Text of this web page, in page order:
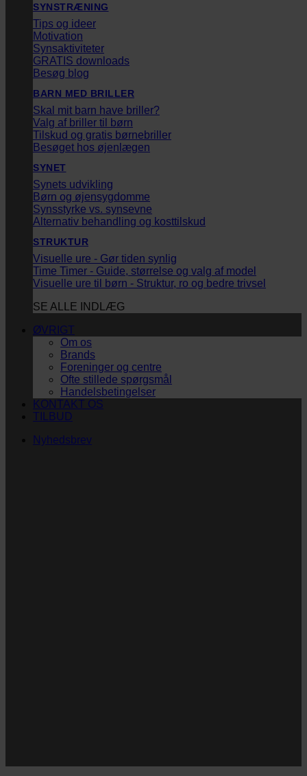
SYNSTRÆNING
Tips og ideer
Motivation
Synsaktiviteter
GRATIS downloads
Besøg blog
BARN MED BRILLER
Skal mit barn have briller?
Valg af briller til børn
Tilskud og gratis børnebriller
Besøget hos øjenlægen
SYNET
Synets udvikling
Børn og øjensygdomme
Synsstyrke vs. synsevne
Alternativ behandling og kosttilskud
STRUKTUR
Visuelle ure - Gør tiden synlig
Time Timer - Guide, størrelse og valg af model
Visuelle ure til børn - Struktur, ro og bedre trivsel
SE ALLE INDLÆG
ØVRIGT
Om os
Brands
Foreninger og centre
Ofte stillede spørgsmål
Handelsbetingelser
KONTAKT OS
TILBUD
Nyhedsbrev